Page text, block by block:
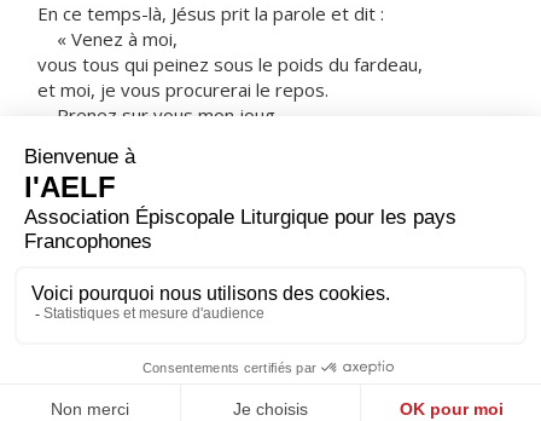
En ce temps-là, Jésus prit la parole et dit :
« Venez à moi,
vous tous qui peinez sous le poids du fardeau,
et moi, je vous procurerai le repos.
Prenez sur vous mon joug,
car je suis doux et humble de cœur,
et vous trouverez le repos pour votre âme.
Oui, mon joug est facile à porter,
et mon fardeau, léger. »
– Acclamons la Parole de Dieu.